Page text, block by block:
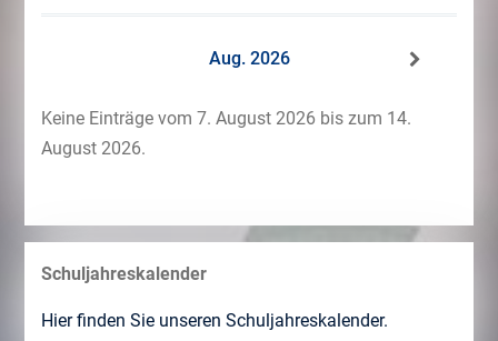
Aug. 2026
Keine Einträge vom 7. August 2026 bis zum 14.
August 2026.
Schuljahreskalender
Hier finden Sie unseren Schuljahreskalender.